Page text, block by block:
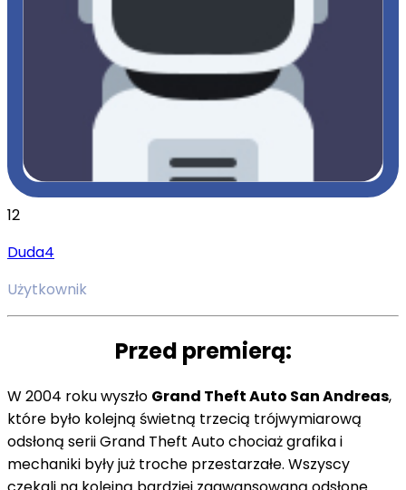
12
Duda4
Użytkownik
Przed premierą:
W 2004 roku wyszło Grand Theft Auto San Andreas,
które było kolejną świetną trzecią trójwymiarową
odsłoną serii Grand Theft Auto chociaż grafika i
mechaniki były już troche przestarzałe. Wszyscy